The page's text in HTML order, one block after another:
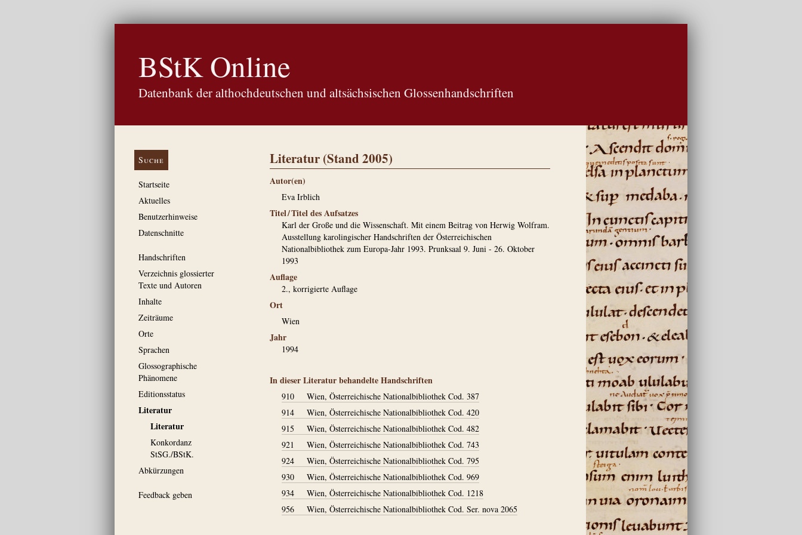
BStK Online
Datenbank der althochdeutschen und altsächsischen Glossenhandschriften
Suche
Startseite
Aktuelles
Benutzerhinweise
Datenschnitte
Handschriften
Verzeichnis glossierter
Texte und Autoren
Inhalte
Zeiträume
Orte
Sprachen
Glossographische
Phänomene
Editionsstatus
Literatur
Literatur
Konkordanz
StSG./BStK.
Abkürzungen
Feedback geben
Literatur (Stand 2005)
Autor(en)
Eva Irblich
Titel / Titel des Aufsatzes
Karl der Große und die Wissenschaft. Mit einem Beitrag von Herwig Wolfram.
Ausstellung karolingischer Handschriften der Österreichischen
Nationalbibliothek zum Europa-Jahr 1993. Prunksaal 9. Juni - 26. Oktober
1993
Auflage
2., korrigierte Auflage
Ort
Wien
Jahr
1994
In dieser Literatur behandelte Handschriften
910
Wien, Österreichische Nationalbibliothek Cod. 387
914
Wien, Österreichische Nationalbibliothek Cod. 420
915
Wien, Österreichische Nationalbibliothek Cod. 482
921
Wien, Österreichische Nationalbibliothek Cod. 743
924
Wien, Österreichische Nationalbibliothek Cod. 795
930
Wien, Österreichische Nationalbibliothek Cod. 969
934
Wien, Österreichische Nationalbibliothek Cod. 1218
956
Wien, Österreichische Nationalbibliothek Cod. Ser. nova 2065